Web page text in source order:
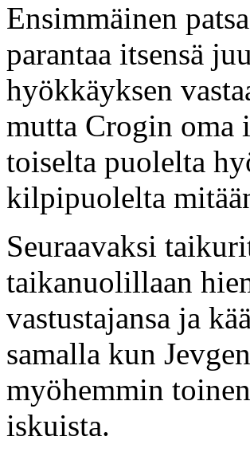
Ensimmäinen
parantaa itsensä
hyökkäyksen
mutta Crogin oma
toiselta puolelta
kilpipuolelta
Seuraavaksi
taikanuolillaan
vastustajansa ja
samalla kun
myöhemmin
iskuista.